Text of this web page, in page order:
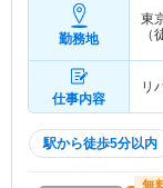
勤務地
東
仕事内容
リ
駅から徒歩5分以内